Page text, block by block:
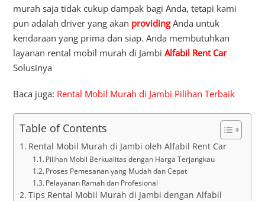
murah saja tidak cukup dampak bagi Anda, tetapi kami
pun adalah driver yang akan providingAnda untuk
kendaraan yang prima dan siap. Anda membutuhkan
layanan rental mobil murah di JambiAlfabil Rent Car
Solusinya
Baca juga: Rental Mobil Murah di Jambi Pilihan Terbaik
Table of Contents
Rental Mobil Murah di Jambi oleh Alfabil Rent Car
Pilihan Mobil Berkualitas dengan Harga Terjangkau
Proses Pemesanan yang Mudah dan Cepat
Pelayanan Ramah dan Profesional
Tips Rental Mobil Murah di Jambi dengan Alfabil